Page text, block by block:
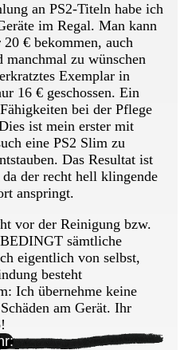
an PS2-Titeln habe ich
im Regal. Man kann
€ bekommen, auch
manchmal zu wünschen
Exemplar in
16 € geschossen. Ein
bei der Pflege
ist mein erster mit
eine PS2 Slim zu
Das Resultat ist
der recht hell klingende
anspringt.
vor der Reinigung bzw.
sämtliche
eigentlich von selbst,
besteht
Ich übernehme keine
am Gerät. Ihr